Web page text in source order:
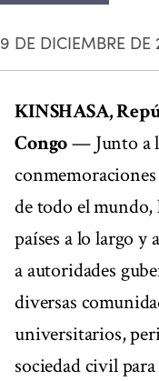
9 DE DICIEMBRE DE
KINSHASA,
Congo— Junto a
de todo el mundo,
países a lo largo y
a autoridades
diversas
universitarios,
sociedad civil